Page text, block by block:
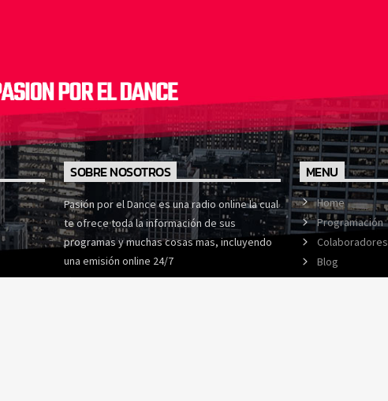
SOBRE NOSOTROS
Pasión por el Dance es una radio online la cual
te ofrece toda la información de sus
programas y muchas cosas mas, incluyendo
una emisión online 24/7
MENU
Home
Programación
Colaboradores
Blog
Podcasts